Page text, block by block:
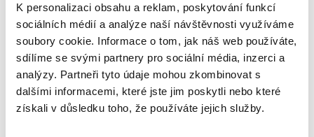
K personalizaci obsahu a reklam, poskytování funkcí
sociálních médií a analýze naší návštěvnosti využíváme
soubory cookie. Informace o tom, jak náš web používáte,
sdílíme se svými partnery pro sociální média, inzerci a
analýzy. Partneři tyto údaje mohou zkombinovat s
dalšími informacemi, které jste jim poskytli nebo které
získali v důsledku toho, že používáte jejich služby.
Sociální sítě
Nenechte si ujít nejnovější události